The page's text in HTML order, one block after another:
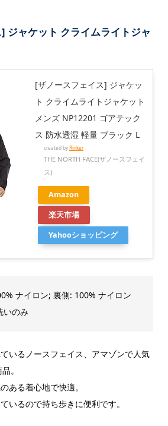
ジャケット クライムライトジャ
[ザノースフェイス] ジャケッ
ト クライムライトジャケット
メンズ NP12201 ゴアテック
ス 防水透湿 軽量 ブラック L
created byRinker
THE NORTH FACE(ザノースフェイ
ス)
Amazon
楽天市場
Yahooショッピング
ナイロン; 裏側: 100% ナイロン
いのみ
いるノースフェイス、アマゾンで人気
。
ある着心地で快適。
いるので持ち歩きに便利です。